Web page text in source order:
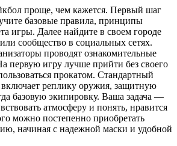
проще, чем кажется. Первый шаг
базовые правила, принципы
игры. Далее найдите в своем городе
сообщество в социальных сетях.
проводят ознакомительные
первую игру лучше прийти без своего
прокатом. Стандартный
реплику оружия, защитную
базовую экипировку. Ваша задача —
атмосферу и понять, нравится
можно постепенно приобретать
начиная с надежной маски и удобной